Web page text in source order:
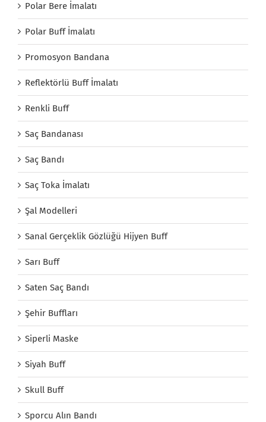
Polar Bere İmalatı
Polar Buff İmalatı
Promosyon Bandana
Reflektörlü Buff İmalatı
Renkli Buff
Saç Bandanası
Saç Bandı
Saç Toka İmalatı
Şal Modelleri
Sanal Gerçeklik Gözlüğü Hijyen Buff
Sarı Buff
Saten Saç Bandı
Şehir Buffları
Siperli Maske
Siyah Buff
Skull Buff
Sporcu Alın Bandı